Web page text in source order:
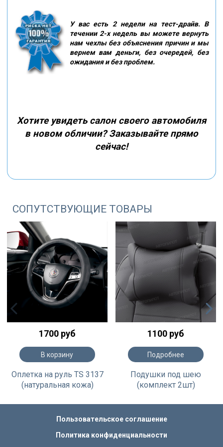
У вас есть 2 недели на тест-драйв. В
течении 2-х недель вы можете вернуть
нам чехлы без объяснения причин и мы
вернем вам деньги, без очередей, без
ожидания и без проблем.
Хотите увидеть салон своего автомобиля
в новом обличии? Заказывайте прямо
сейчас!
СОПУТСТВУЮЩИЕ ТОВАРЫ
1700 руб
В корзину
Оплетка на руль TS 3137
(натуральная кожа)
1100 руб
Подробнее
Подушки под шею
(комплект 2шт)
Пользовательское соглашение
Политика конфиденциальности